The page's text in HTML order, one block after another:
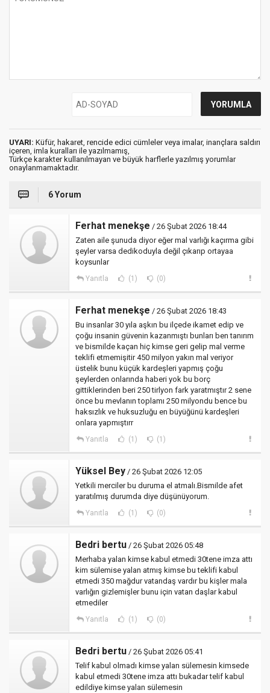
UYARI: Küfür, hakaret, rencide edici cümleler veya imalar, inançlara saldırı
içeren, imla kuralları ile yazılmamış,
Türkçe karakter kullanılmayan ve büyük harflerle yazılmış yorumlar
onaylanmamaktadır.
6 Yorum
Ferhat menekşe / 26 Şubat 2026 18:44
Zaten aile şunuda diyor eğer mal varlığı kaçırma gibi
şeyler varsa dedikoduyla değil çıkarıp ortayaa
koysunlar
Yanıtla (1) (0)
Ferhat menekşe / 26 Şubat 2026 18:43
Bu insanlar 30 yıla aşkın bu ilçede ikamet edip ve
çoğu insanin güvenin kazanmıştı bunları ben tanırım
ve bismilde kaçan hiç kimse geri gelip mal verme
teklifi etmemişitir 450 milyon yakın mal veriyor
üstelik bunu küçük kardeşleri yapmış çoğu
şeylerden onlarında haberi yok bu borç
gittiklerinden beri 250 tirlyon fark yaratmıştır 2 sene
önce bu mevlanın toplamı 250 milyondu bence bu
haksızlık ve huksuzluğu en büyüğünü kardeşleri
onlara yapmıştırr
Yanıtla (1) (1)
Yüksel Bey / 26 Şubat 2026 12:05
Yetkili merciler bu duruma el atmalı.Bismilde afet
yaratılmış durumda diye düşünüyorum.
Yanıtla (1) (0)
Bedri bertu / 26 Şubat 2026 05:48
Merhaba yalan kimse kabul etmedi 30tene imza attı
kim sülemise yalan atmış kimse bu teklifi kabul
etmedi 350 mağdur vatandaş vardır bu kişler mala
varlığın gizlemişler bunu için vatan daşlar kabul
etmediler
Yanıtla (1) (0)
Bedri bertu / 26 Şubat 2026 05:41
Telif kabul olmadı kimse yalan sülemesin kimsede
kabul etmedi 30tene imza attı bukadar telif kabul
edildiye kimse yalan sülemesin